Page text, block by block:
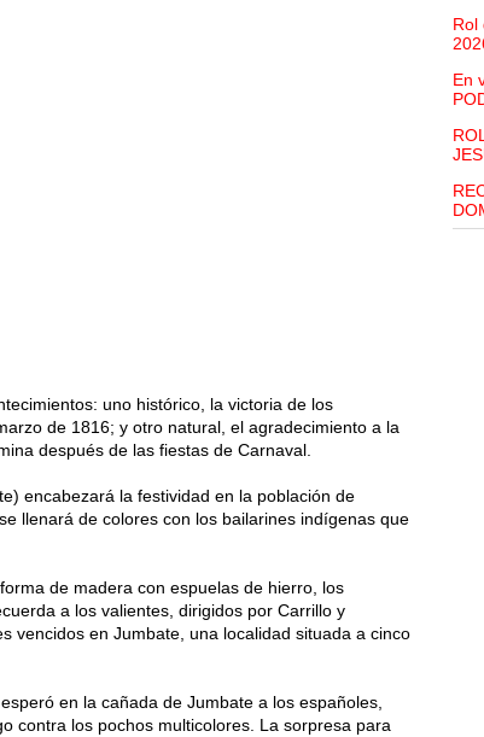
uno histórico, la victoria de los
de 1816; y otro natural, el agradecimiento a la
después de las fiestas de Carnaval.
encabezará la festividad en la población de
llenará de colores con los bailarines indígenas que
de madera con espuelas de hierro, los
a los valientes, dirigidos por Carrillo y
vencidos en Jumbate, una localidad situada a cinco
en la cañada de Jumbate a los españoles,
contra los pochos multicolores. La sorpresa para
Rol
En